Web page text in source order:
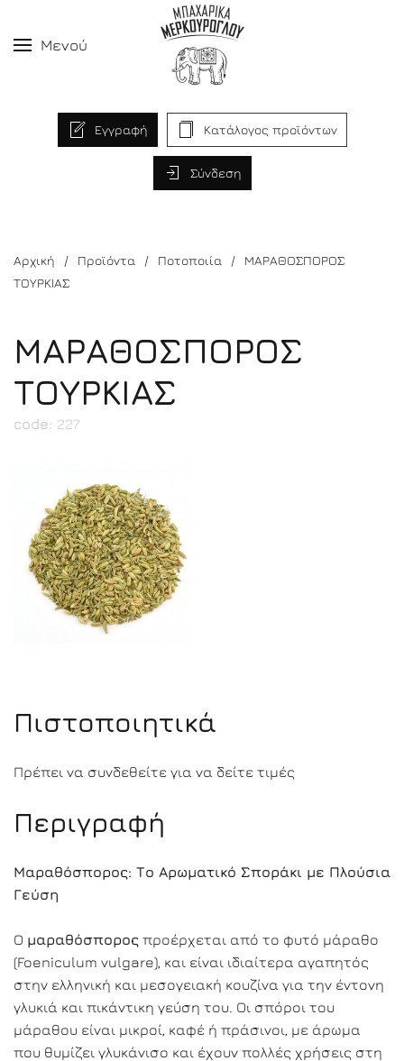
Μενού
Εγγραφή Κατάλογος προϊόντων
Σύνδεση
Αρχική Προϊόντα Ποτοποιία
ΜΑΡΑΘΟΣΠΟΡΟΣ
ΤΟΥΡΚΙΑΣ
ΜΑΡΑΘΟΣΠΟΡΟΣ
ΤΟΥΡΚΙΑΣ
code: 227
Πιστοποιητικά
Πρέπει να συνδεθείτε για να δείτε τιμές
Περιγραφή
Μαραθόσπορος: Το Αρωματικό Σποράκι με Πλούσια
Γεύση
Ο μαραθόσπορος προέρχεται από το φυτό μάραθο
(Foeniculum vulgare), και είναι ιδιαίτερα αγαπητός
στην ελληνική και μεσογειακή κουζίνα για την έντονη
γλυκιά και πικάντικη γεύση του. Οι σπόροι του
μάραθου είναι μικροί, καφέ ή πράσινοι, με άρωμα
που θυμίζει γλυκάνισο και έχουν πολλές χρήσεις στη